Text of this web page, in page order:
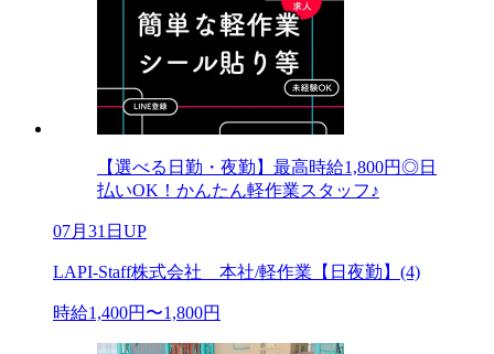
【選べる日勤・夜勤】最高時給1,800円◎日
払いOK！かんたん軽作業スタッフ♪
07月31日UP
LAPI-Staff株式会社 本社/軽作業【日夜勤】(4)
時給1,400円〜1,800円